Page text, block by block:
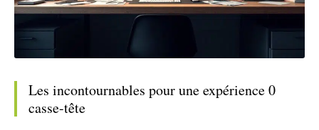
Les incontournables pour une expérience 0
casse-tête